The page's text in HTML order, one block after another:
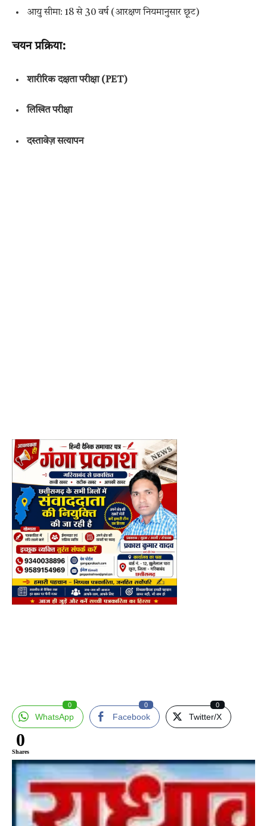
आयु सीमा: 18 से 30 वर्ष (आरक्षण नियमानुसार छूट)
चयन प्रक्रिया:
शारीरिक दक्षता परीक्षा (PET)
लिखित परीक्षा
दस्तावेज़ सत्यापन
WhatsApp
0
Facebook
0
Twitter/X
0
0
Shares